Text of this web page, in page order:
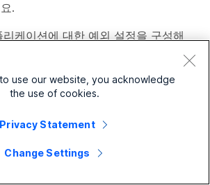
.
케이션에 대한 예외 설정을 구성해
서 관리되는 앱과 데이터를 주고받을
선택할 수 있습니다. 관리되지 않는
에 다음 문자열을 사용하십시오.
용 iOS/iPadOS
webex
use our website, you acknowledge
the use of cookies.
Privacy Statement
Change Settings